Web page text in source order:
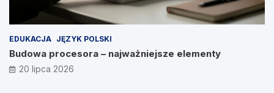
EDUKACJA JĘZYK POLSKI
Budowa procesora – najważniejsze elementy
20 lipca 2026